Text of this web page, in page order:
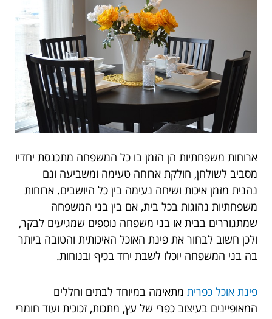
ארוחות משפחתיות הן הזמן בו כל המשפחה מתכנסת יחדיו
מסביב לשולחן, חולקת ארוחה טעימה ומשביעה וגם
נהנית מזמן איכות ושיחה נעימה בין כל היושבים. ארוחות
משפחתיות נהוגות בכל בית, אם בין בני המשפחה
שמתגוררים בבית או בני משפחה נוספים שמגיעים לבקר,
ולכן חשוב לבחור את פינת האוכל האיכותית והטובה ביותר
בה בני המשפחה יוכלו לשבת יחד בכיף ובנוחות.
פינת אוכל כפרית מתאימה במיוחד לבתים וחללים
המאופיינים בעיצוב כפרי של עץ, מתכות, זכוכית ועוד חומרי